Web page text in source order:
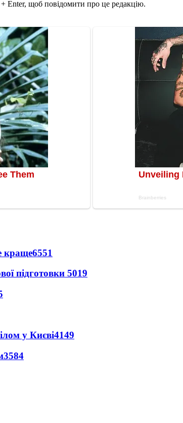
Enter, щоб повідомити про це редакцію.
краще6551
підготовки 5019
у Києві4149
3584